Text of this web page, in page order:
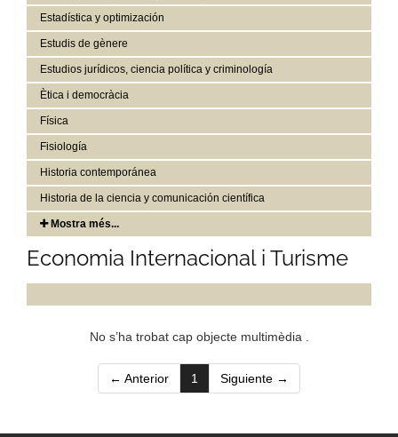
Estadística y optimización
Estudis de gènere
Estudios jurídicos, ciencia política y criminología
Ètica i democràcia
Física
Fisiología
Historia contemporánea
Historia de la ciencia y comunicación científica
Mostra més...
Economia Internacional i Turisme
No s’ha trobat cap objecte multimèdia .
← Anterior 1 (current)
Siguiente →